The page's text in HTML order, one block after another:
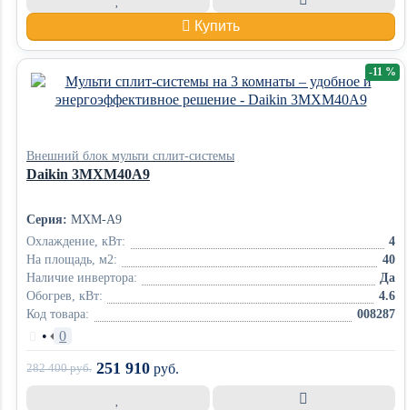
Купить
Внешний блок мульти сплит-системы
Daikin 3MXM40A9
Серия: MXM-A9
Охлаждение, кВт:
4
На площадь, м2:
40
Наличие инвертора:
Да
Обогрев, кВт:
4.6
Код товара:
008287
• 0
-11 %
282 400руб. 251 910 руб.